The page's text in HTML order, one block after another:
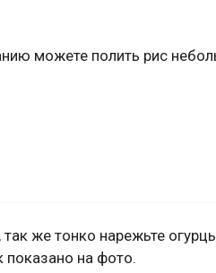
можете полить рис
же тонко нарежьте
на фото.